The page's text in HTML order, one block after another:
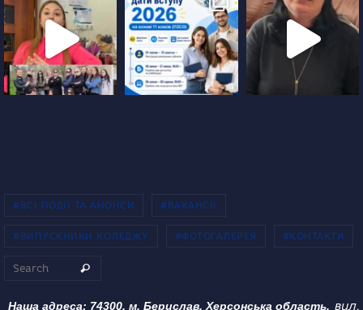
#ВСІ ПОДІЇ ТА АНОНСИ #ВАКАНСІЇ
#ВИПУСКНИКИ КОЛЕДЖУ #ФОТОГАЛЕРЕЯ #КОНТАКТИ
Search
Наша адреса: 74300, м. Берислав, Херсонська область, вул.